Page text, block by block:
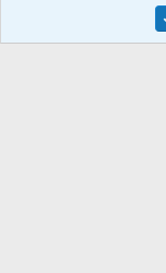
Community platform by